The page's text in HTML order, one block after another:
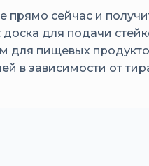
прямо сейчас и
для подачи
для пищевых
в зависимости от